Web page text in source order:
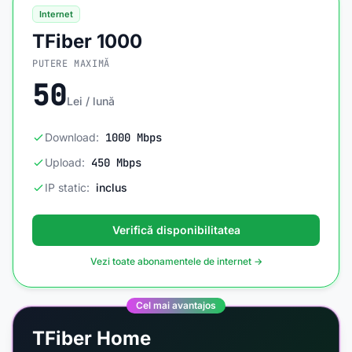
Internet
TFiber 1000
PUTERE MAXIMĂ
50Lei / lună
Download: 1000 Mbps
Upload: 450 Mbps
IP static: inclus
Verifică disponibilitatea
Vezi toate abonamentele de internet →
Cel mai avantajos
TFiber Home